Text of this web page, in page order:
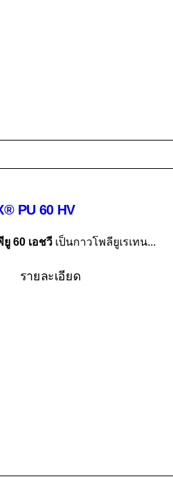
PU 60 HV
60 เอชวีเป็นกาวโพลียูเรเทน...
รายละเอียด